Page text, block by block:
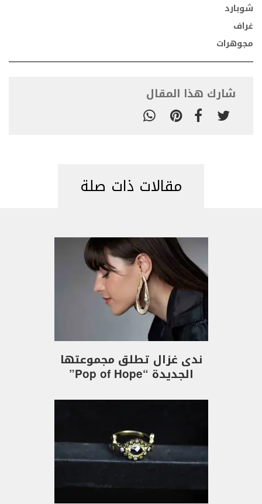
شوبارد
غراف
مجوهرات
شارك هذا المقال
مقالات ذات صلة
ندى غزال تطلق مجموعتها
الجديدة “Pop of Hope”